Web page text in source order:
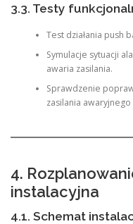
3.3. Testy
Test działania push
Symulacje sytuacji
awaria zasilania.
Sprawdzenie
zasilania
4.
instalacyjna
4.1. Schemat